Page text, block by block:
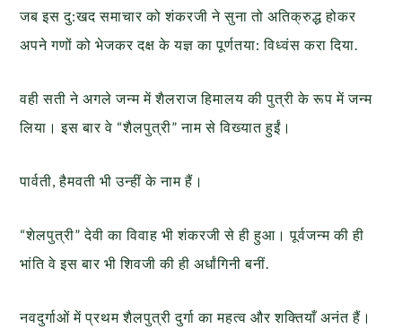
जब इस दु:खद समाचार को शंकरजी ने सुना तो अतिक्रुद्ध होकर
अपने गणों को भेजकर दक्ष के यज्ञ का पूर्णतया: विध्वंस करा दिया.
वही सती ने अगले जन्म में शैलराज हिमालय की पुत्री के रूप में जन्म
लिया। इस बार वे “शैलपुत्री” नाम से विख्यात हुईं।
पार्वती, हैमवती भी उन्हीं के नाम हैं।
“शेलपुत्री” देवी का विवाह भी शंकरजी से ही हुआ। पूर्वजन्म की ही
भांति वे इस बार भी शिवजी की ही अर्धांगिनी बनीं.
नवदुर्गाओं में प्रथम शैलपुत्री दुर्गा का महत्व और शक्तियाँ अनंत हैं।